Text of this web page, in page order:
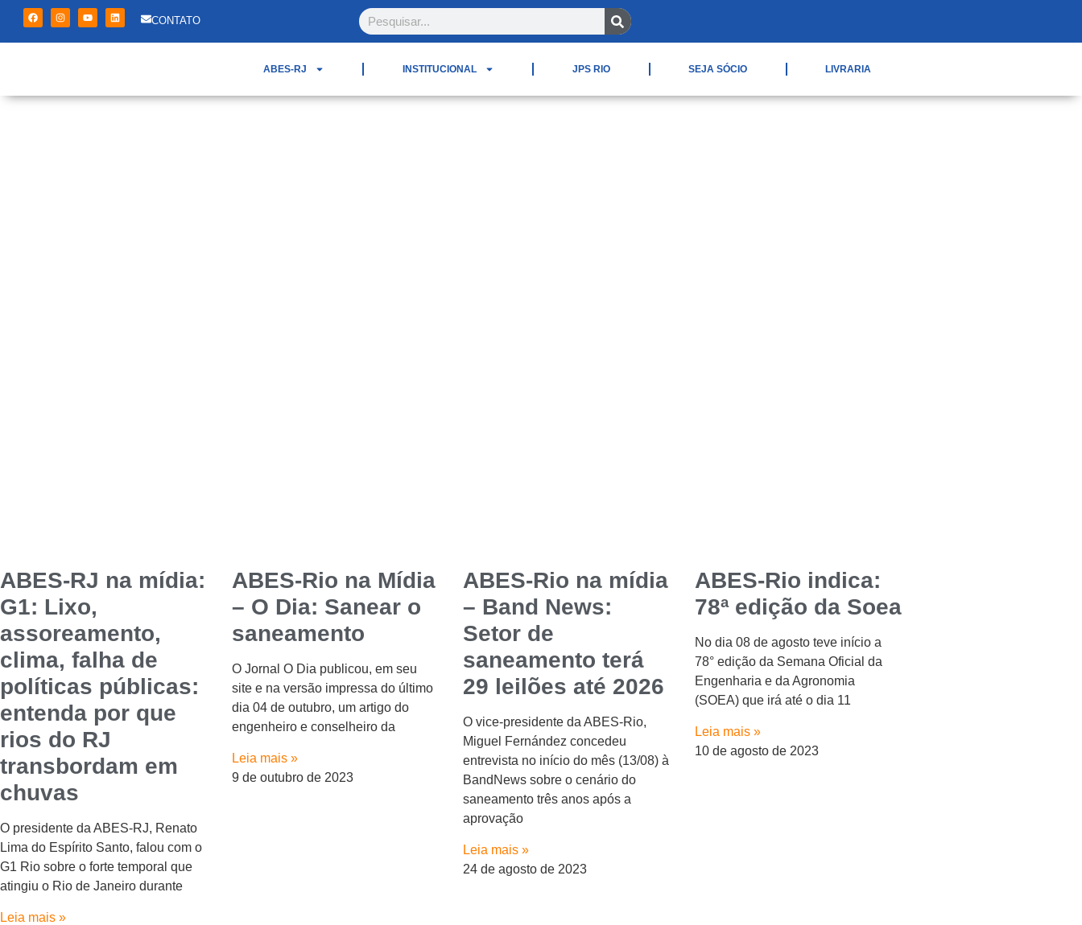
CONTATO
ABES-RJ INSTITUCIONAL JPS RIO SEJA SÓCIO LIVRARIA
ABES-RJ na mídia:
G1: Lixo,
assoreamento,
clima, falha de
políticas públicas:
entenda por que
rios do RJ
transbordam em
chuvas
O presidente da ABES-RJ, Renato
Lima do Espírito Santo, falou com o
G1 Rio sobre o forte temporal que
atingiu o Rio de Janeiro durante
Leia mais »
ABES-Rio na Mídia
– O Dia: Sanear o
saneamento
O Jornal O Dia publicou, em seu
site e na versão impressa do último
dia 04 de outubro, um artigo do
engenheiro e conselheiro da
Leia mais »
9 de outubro de 2023
ABES-Rio na mídia
– Band News:
Setor de
saneamento terá
29 leilões até 2026
O vice-presidente da ABES-Rio,
Miguel Fernández concedeu
entrevista no início do mês (13/08) à
BandNews sobre o cenário do
saneamento três anos após a
aprovação
Leia mais »
24 de agosto de 2023
ABES-Rio indica:
78ª edição da Soea
No dia 08 de agosto teve início a
78° edição da Semana Oficial da
Engenharia e da Agronomia
(SOEA) que irá até o dia 11
Leia mais »
10 de agosto de 2023